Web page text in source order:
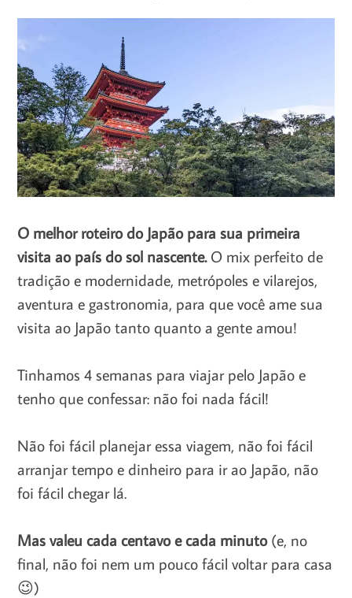
O melhor roteiro do Japão para sua primeira
visita ao país do sol nascente.O mix perfeito de
tradição e modernidade, metrópoles e vilarejos,
aventura e gastronomia, para que você ame sua
visita ao Japão tanto quanto a gente amou!
Tinhamos 4 semanas para viajar pelo Japão e
tenho que confessar: não foi nada fácil!
Não foi fácil planejar essa viagem, não foi fácil
arranjar tempo e dinheiro para ir ao Japão, não
foi fácil chegar lá.
Mas valeu cada centavo e cada minuto(e, no
final, não foi nem um pouco fácil voltar para casa
😉)